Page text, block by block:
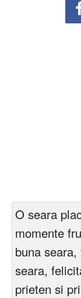
O seara
momente
buna
seara,
prieten si